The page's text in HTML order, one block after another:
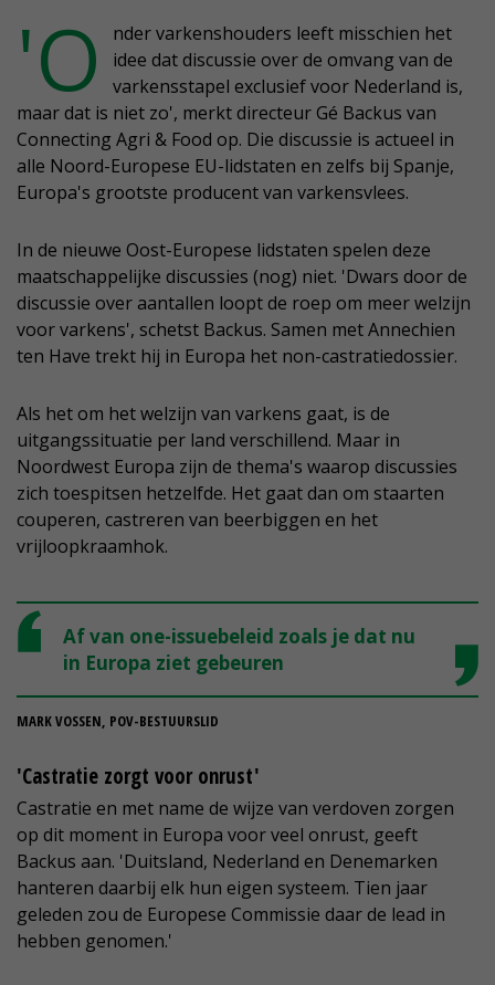
'O
nder varkenshouders leeft misschien het
idee dat discussie over de omvang van de
varkensstapel exclusief voor Nederland is,
maar dat is niet zo', merkt directeur Gé Backus van
Connecting Agri & Food op. Die discussie is actueel in
alle Noord-Europese EU-lidstaten en zelfs bij Spanje,
Europa's grootste producent van varkensvlees.
In de nieuwe Oost-Europese lidstaten spelen deze
maatschappelijke discussies (nog) niet. 'Dwars door de
discussie over aantallen loopt de roep om meer welzijn
voor varkens', schetst Backus. Samen met Annechien
ten Have trekt hij in Europa het non-castratiedossier.
Als het om het welzijn van varkens gaat, is de
uitgangssituatie per land verschillend. Maar in
Noordwest Europa zijn de thema's waarop discussies
zich toespitsen hetzelfde. Het gaat dan om staarten
couperen, castreren van beerbiggen en het
vrijloopkraamhok.
Af van one-issuebeleid zoals je dat nu
in Europa ziet gebeuren
MARK VOSSEN, POV-BESTUURSLID
'Castratie zorgt voor onrust'
Castratie en met name de wijze van verdoven zorgen
op dit moment in Europa voor veel onrust, geeft
Backus aan. 'Duitsland, Nederland en Denemarken
hanteren daarbij elk hun eigen systeem. Tien jaar
geleden zou de Europese Commissie daar de lead in
hebben genomen.'